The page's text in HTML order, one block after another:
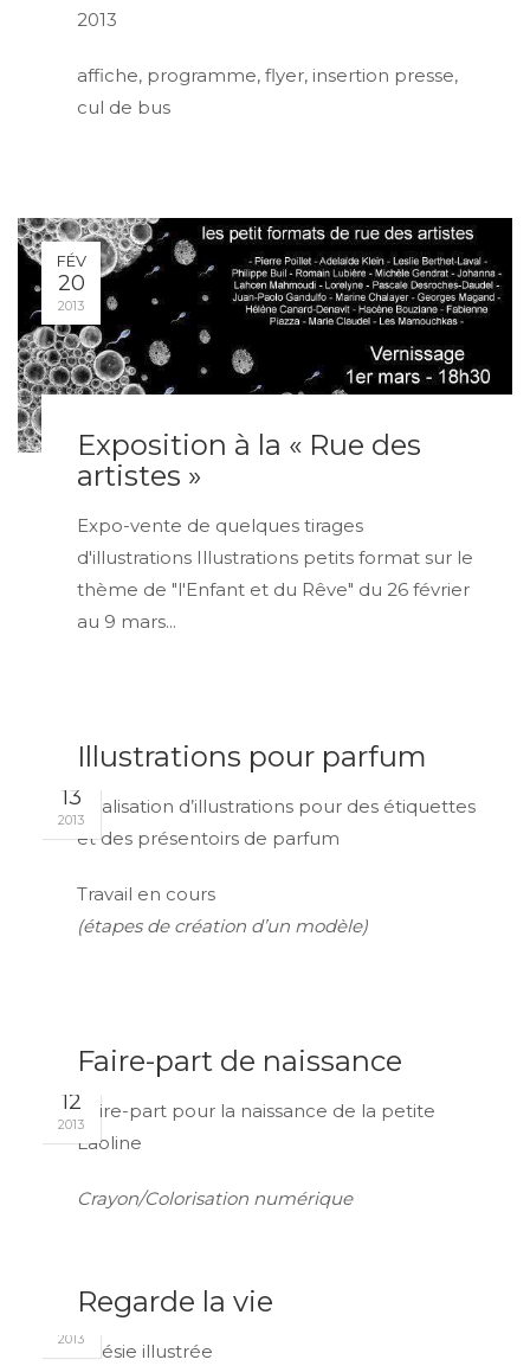
2013
affiche, programme, flyer, insertion presse,
cul de bus
FÉV
20
2013
Exposition à la « Rue des
artistes »
Expo-vente de quelques tirages
d'illustrations Illustrations petits format sur le
thème de "l'Enfant et du Rêve" du 26 février
au 9 mars...
13
2013
Illustrations pour parfum
Réalisation d’illustrations pour des étiquettes
et des présentoirs de parfum
Travail en cours
(étapes de création d’un modèle)
12
2013
Faire-part de naissance
Faire-part pour la naissance de la petite
Laoline
Crayon/Colorisation numérique
JAN
2013
Regarde la vie
Poésie illustrée